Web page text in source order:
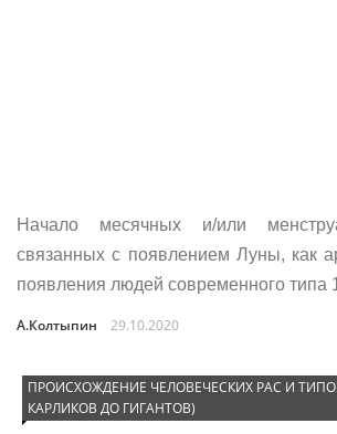
Начало месячных и/или
связанных с появлением Луны, как
появления людей современного типа
А.Колтыпин 29.10.2020
ПРОИСХОЖДЕНИЕ ЧЕЛОВЕЧЕСКИХ РАС И
КАРЛИКОВ ДО ГИГАНТОВ)